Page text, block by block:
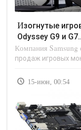
Изогнутые игровые QLED-мониторы Samsung
Odyssey G9 и G7..
Компания Samsung
продаж игровых
15-июн, 00:54